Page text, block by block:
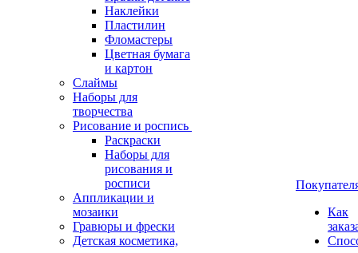
Наклейки
Пластилин
Фломастеры
Цветная бумага
и картон
Слаймы
Наборы для
творчества
Рисование и роспись
Раскраски
Наборы для
рисования и
росписи
Аппликации и
мозаики
Гравюры и фрески
Детская косметика,
Как